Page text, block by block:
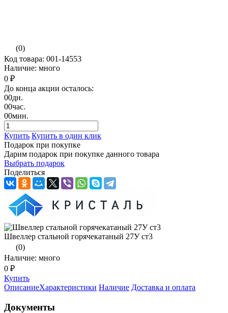
(0)
Код товара: 001-14553
Наличие: много
0 ₽
До конца акции осталось:
00дн.
00час.
00мин.
Купить Купить в один клик
Подарок при покупке
Дарим подарок при покупке данного товара
Выбрать подарок
Поделиться
Швеллер стальной горячекатаный 27У ст3
(0)
Наличие: много
0 ₽
Купить
ОписаниеХарактеристики Наличие Доставка и оплата
Документы